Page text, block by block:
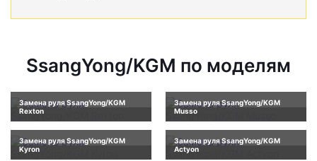
SsangYong/KGM по моделям
Замена руля SsangYong/KGM
Rexton
Замена руля SsangYong/KGM
Musso
Замена руля SsangYong/KGM
Kyron
Замена руля SsangYong/KGM
Actyon